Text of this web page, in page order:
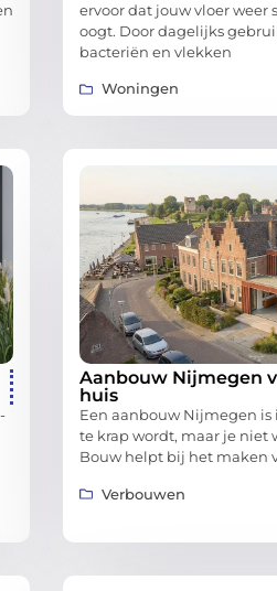
ervoor dat jouw vloer weer
oogt. Door dagelijks
bacteriën en vlekken
Woningen
Aanbouw Nijmegen
huis
Een aanbouw Nijmegen
te krap wordt, maar je niet
Bouw helpt bij het maken
Verbouwen